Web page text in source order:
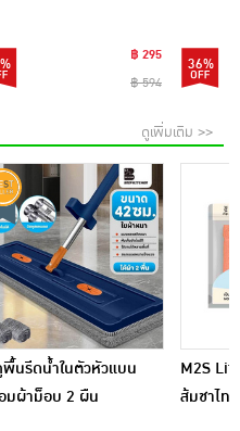
฿ 295
฿ 594
36%
ดูเพิ่มเติม >>
พื้นรีดน้ำในตัวหัวแบน
มผ้าม็อบ 2 ผืน
M2S
ส้มชาไท